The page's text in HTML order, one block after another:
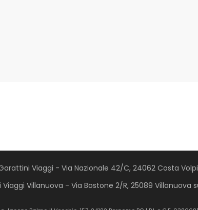
Viaggi - Via Nazionale 42/C, 24062 Costa
Villanuova - Via Bostone 2/R, 25089 Villanuova